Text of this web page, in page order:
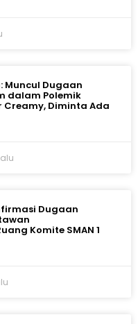
Muncul Dugaan
dalam Polemik
Creamy, Diminta Ada
Dugaan
Komite SMAN 1